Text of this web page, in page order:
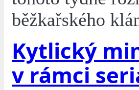
běžkařského
Kytlický
v rámci